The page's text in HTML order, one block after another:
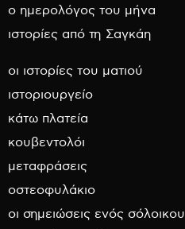
ο ημερολόγος του μήνα
ιστορίες από τη Σαγκάη
οι ιστορίες του ματιού
ιστοριουργείο
κάτω πλατεία
κουβεντολόι
μεταφράσεις
οστεοφυλάκιο
οι σημειώσεις ενός σόλοικου